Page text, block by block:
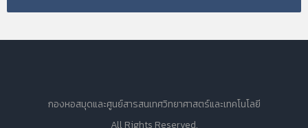
กองหอสมุดและศูนย์สารสนเทศวิทยาศาสตร์และเทคโนโลยี
All Rights Reserved.